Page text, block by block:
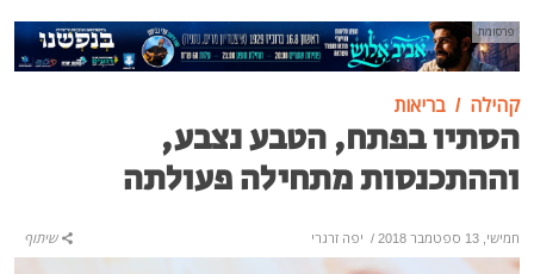
פרסומת
קהילה בריאות
הסתיו בפתח, הטבע נצבע,
וההתכנסות מתחילה פעולתה
חמישי, 13 ספטמבר 2018 / יפה זרגרי שיתוף